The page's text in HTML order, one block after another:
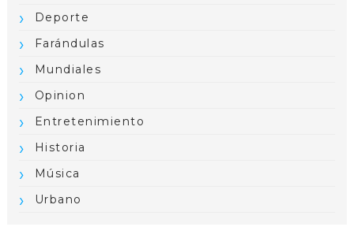
Deporte
Farándulas
Mundiales
Opinion
Entretenimiento
Historia
Música
Urbano